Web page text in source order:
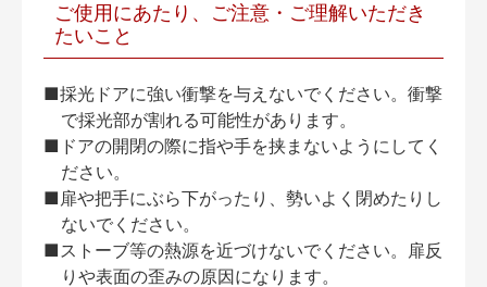
ご使用にあたり、ご注意・ご理解いただき
たいこと
■採光ドアに強い衝撃を与えないでください。衝撃
で採光部が割れる可能性があります。
■ドアの開閉の際に指や手を挟まないようにしてく
ださい。
■扉や把手にぶら下がったり、勢いよく閉めたりし
ないでください。
■ストーブ等の熱源を近づけないでください。扉反
りや表面の歪みの原因になります。